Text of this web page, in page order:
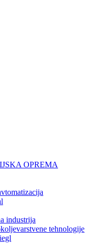
OPREMA
industrija
tehnologije